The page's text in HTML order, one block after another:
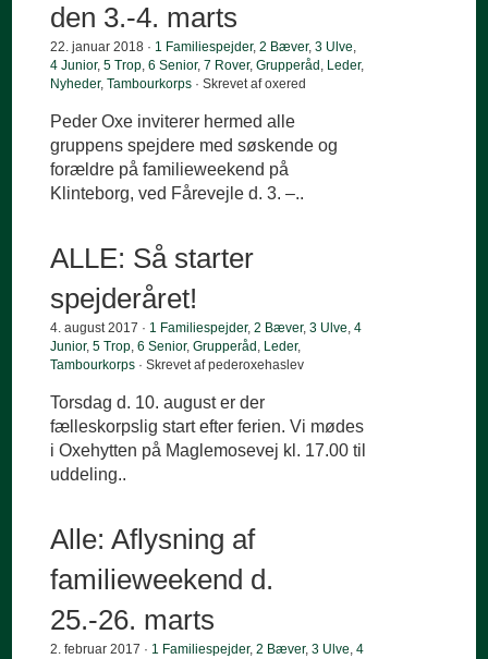
den 3.-4. marts
22. januar 2018 · 1 Familiespejder,2 Bæver,3 Ulve,
4 Junior,5 Trop,6 Senior,7 Rover,Grupperåd , Leder,
Nyheder,Tambourkorps · Skrevet af oxered
Peder Oxe inviterer hermed alle
gruppens spejdere med søskende og
forældre på familieweekend på
Klinteborg, ved Fårevejle d. 3. –..
ALLE: Så starter
spejderåret!
4. august 2017 · 1 Familiespejder,2 Bæver,3 Ulve,4
Junior,5 Trop,6 Senior,Grupperåd , Leder,
Tambourkorps · Skrevet af pederoxehaslev
Torsdag d. 10. august er der
fælleskorpslig start efter ferien. Vi mødes
i Oxehytten på Maglemosevej kl. 17.00 til
uddeling..
Alle: Aflysning af
familieweekend d.
25.-26. marts
2. februar 2017 · 1 Familiespejder,2 Bæver,3 Ulve,4